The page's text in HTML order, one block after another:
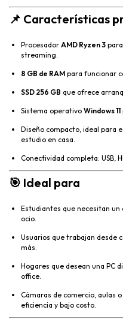
📌 Características
Procesador AMD Ryzen 3
streaming.
8 GB de RAM para funcionar
SSD 256 GB que ofrece
Sistema operativo Windows 11
Diseño compacto, ideal para
estudio en casa.
Conectividad completa: USB,
🎯 Ideal para
Estudiantes que necesitan
ocio.
Usuarios que trabajan desde
más.
Hogares que desean una PC
office.
Cámaras de comercio, aulas
eficiencia y bajo costo.